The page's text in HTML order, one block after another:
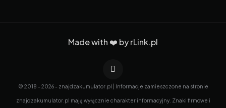
Made with ❤️ byrLink.pl
© 2018 - 2026 - znajdzakumulator.pl | Informacje zamieszczone na stronie
znajdzakumulator.pl mają wyłącznie charakter informacyjny. Znaki firmowe i